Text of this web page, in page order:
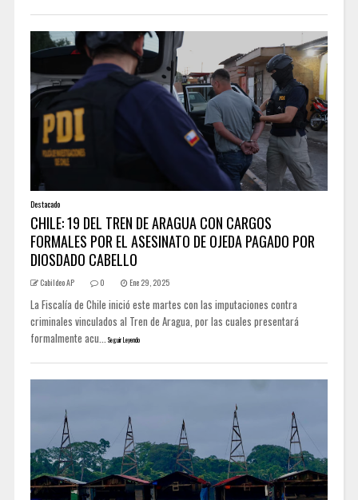
Destacado
CHILE: 19 DEL TREN DE ARAGUA CON CARGOS
FORMALES POR EL ASESINATO DE OJEDA PAGADO POR
DIOSDADO CABELLO
Cabildeo AP 0 Ene 29, 2025
La Fiscalía de Chile inició este martes con las imputaciones contra
criminales vinculados al Tren de Aragua, por las cuales presentará
formalmente acu... Seguir Leyendo